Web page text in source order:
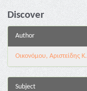
Discover
Author
Οικονόμου, Αριστείδης Κ.
Subject